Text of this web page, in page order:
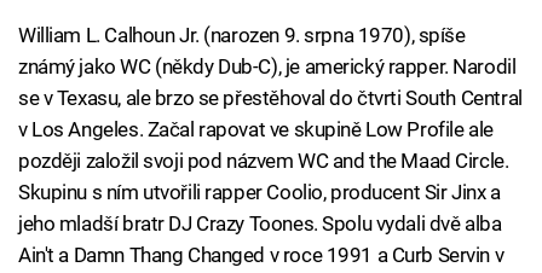
William L. Calhoun Jr. (narozen 9. srpna 1970), spíše
známý jako WC (někdy Dub-C), je americký rapper. Narodil
se v Texasu, ale brzo se přestěhoval do čtvrti South Central
v Los Angeles. Začal rapovat ve skupině Low Profile ale
později založil svoji pod názvem WC and the Maad Circle.
Skupinu s ním utvořili rapper Coolio, producent Sir Jinx a
jeho mladší bratr DJ Crazy Toones. Spolu vydali dvě alba
Ain't a Damn Thang Changed v roce 1991 a Curb Servin v